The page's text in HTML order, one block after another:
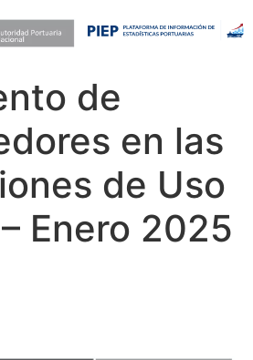
de
en las
de Uso
Enero 2025